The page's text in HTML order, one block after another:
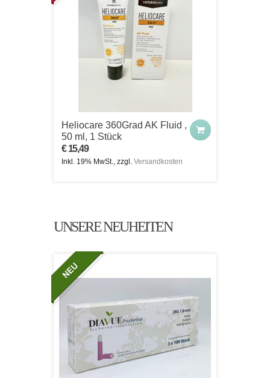
Heliocare 360Grad AK Fluid ,
50 ml, 1 Stück
€ 15,49
Inkl. 19% MwSt., zzgl. Versandkosten
UNSERE NEUHEITEN